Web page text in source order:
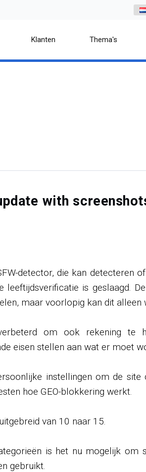
Klanten Thema's
with
detector, die kan detecteren
is geslaagd.
maar voorlopig kan dit alleen
om ook rekening te
eisen stellen aan wat er moet
instellingen om de
hoe GEO-blokkering werkt.
van 10 naar 15.
is het nu mogelijk
gebruikt.